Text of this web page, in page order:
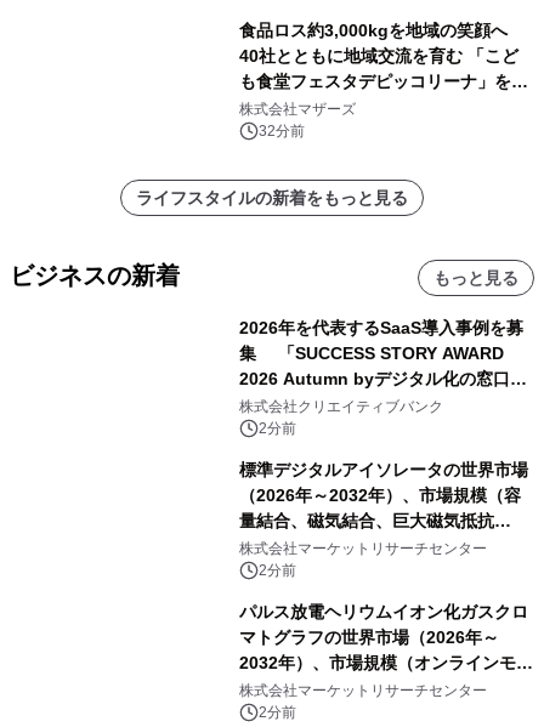
食品ロス約3,000kgを地域の笑顔へ
40社とともに地域交流を育む 「こど
も食堂フェスタデピッコリーナ」を9
月5日(土)開催
株式会社マザーズ
32分前
ライフスタイルの新着をもっと見る
ビジネスの新着 もっと見る
2026年を代表するSaaS導入事例を募
集 「SUCCESS STORY AWARD
2026 Autumn byデジタル化の窓口」
開催
株式会社クリエイティブバンク
2分前
標準デジタルアイソレータの世界市場
（2026年～2032年）、市場規模（容
量結合、磁気結合、巨大磁気抵抗
（GMR））・分析レポートを発表
株式会社マーケットリサーチセンター
2分前
パルス放電ヘリウムイオン化ガスクロ
マトグラフの世界市場（2026年～
2032年）、市場規模（オンラインモニ
タリング型、ラボラトリー型）・分析
レポートを発表
株式会社マーケットリサーチセンター
2分前